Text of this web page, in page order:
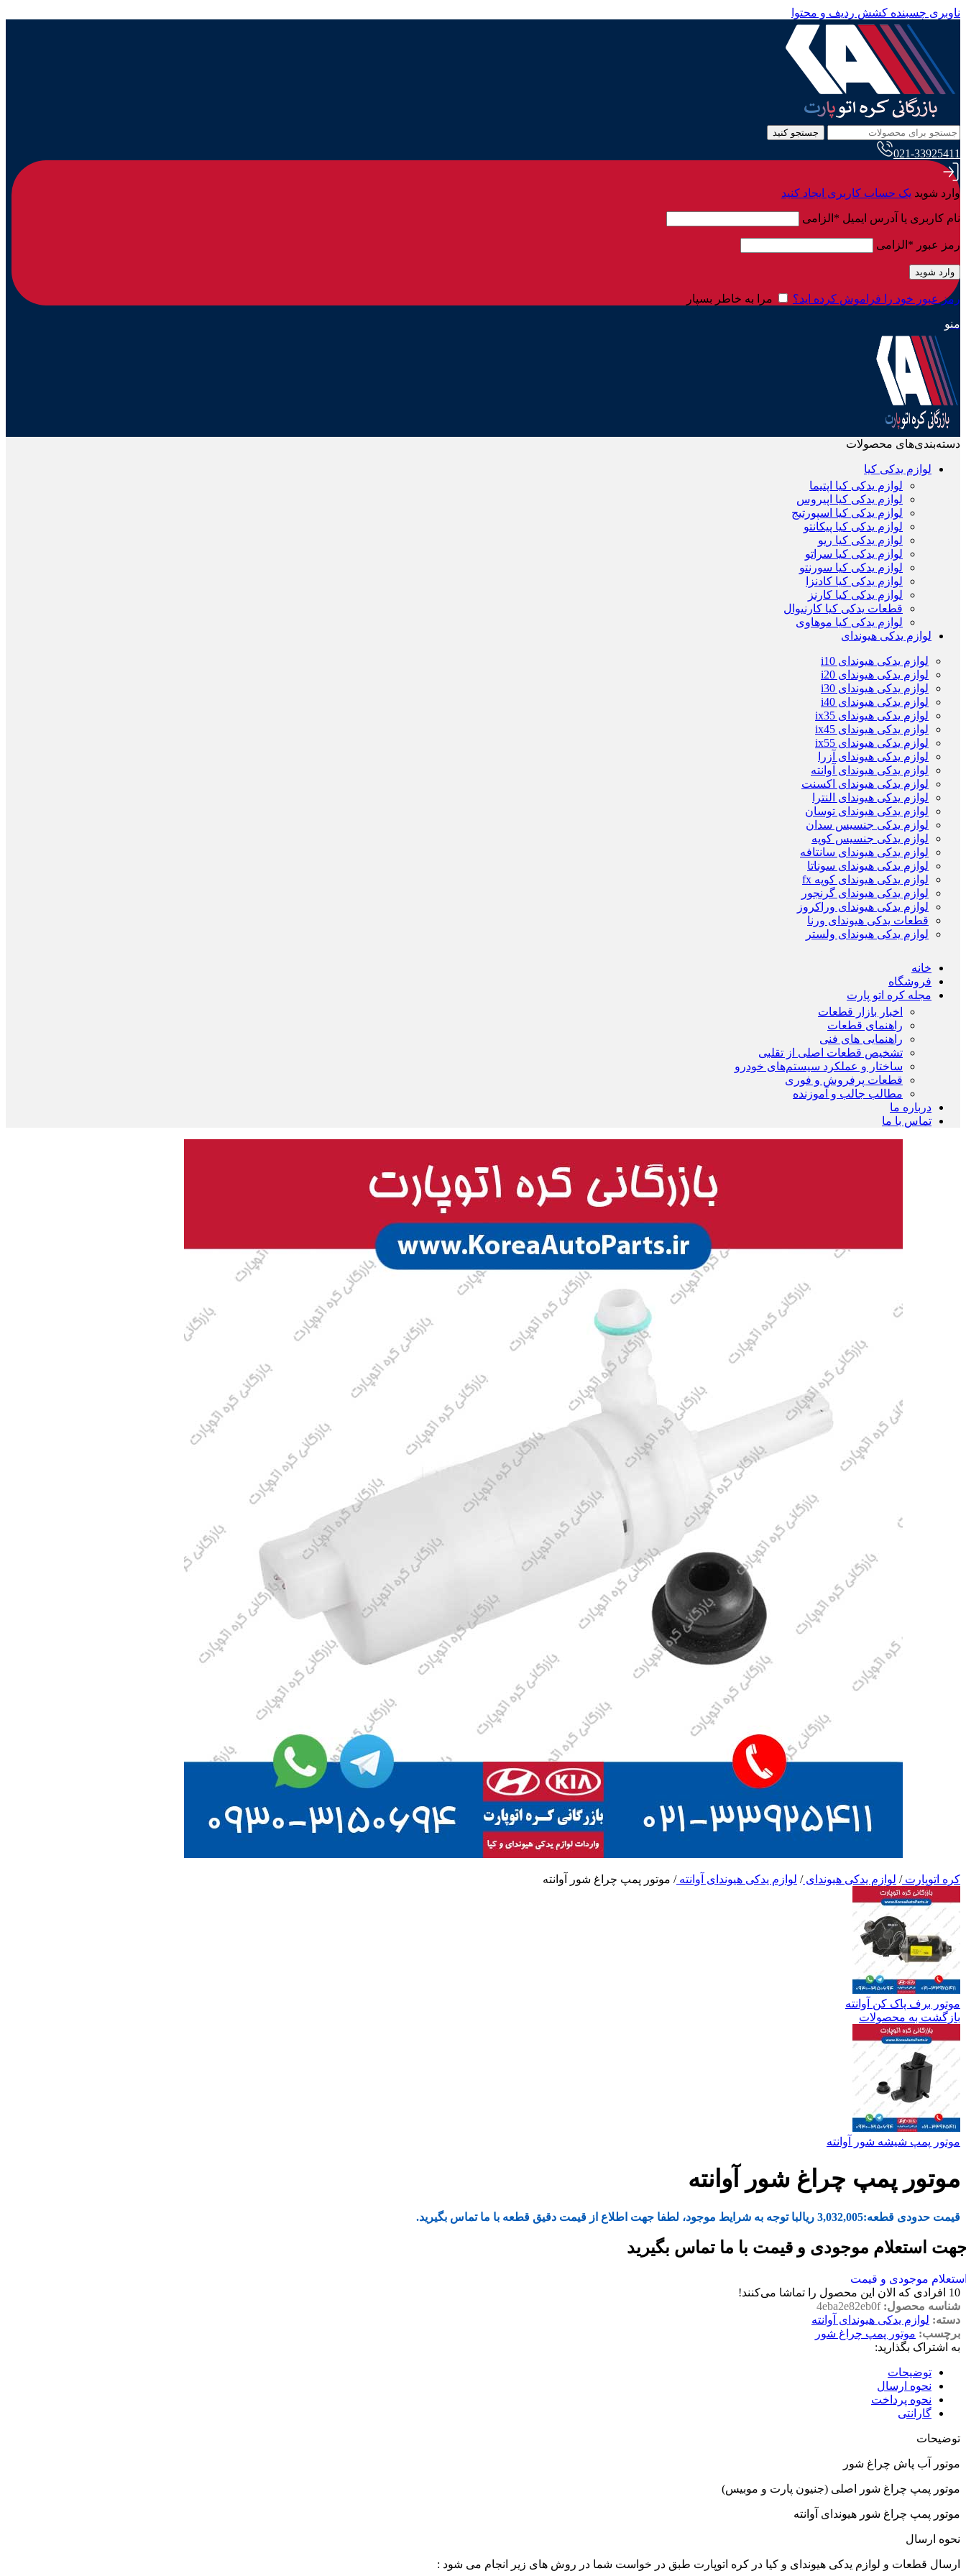
ناوبری چسبنده کشش ردیف و محتوا
جستجو کنید
021-33925411
وارد شوید یک حساب کاربری ایجاد کنید
نام کاربری یا آدرس ایمیل * الزامی
رمز عبور * الزامی
وارد شوید
رمز عبور خود را فراموش کرده اید؟ مرا به خاطر بسپار
منو
دسته‌بندی‌های محصولات
لوازم یدکی کیا
لوازم یدکی کیا اپتیما
لوازم یدکی کیا اپیروس
لوازم یدکی کیا اسپورتیج
لوازم یدکی کیا پیکانتو
لوازم یدکی کیا ریو
لوازم یدکی کیا سراتو
لوازم یدکی کیا سورنتو
لوازم یدکی کیا کادنزا
لوازم یدکی کیا کارنز
قطعات یدکی کیا کارنیوال
لوازم یدکی کیا موهاوی
لوازم یدکی هیوندای
لوازم یدکی هیوندای i10
لوازم یدکی هیوندای i20
لوازم یدکی هیوندای i30
لوازم یدکی هیوندای i40
لوازم یدکی هیوندای ix35
لوازم یدکی هیوندای ix45
لوازم یدکی هیوندای ix55
لوازم یدکی هیوندای آزرا
لوازم یدکی هیوندای آوانته
لوازم یدکی هیوندای اکسنت
لوازم یدکی هیوندای النترا
لوازم یدکی هیوندای توسان
لوازم یدکی جنسیس سدان
لوازم یدکی جنسیس کوپه
لوازم یدکی هیوندای سانتافه
لوازم یدکی هیوندای سوناتا
لوازم یدکی هیوندای کوپه fx
لوازم یدکی هیوندای گرنجور
لوازم یدکی هیوندای وراکروز
قطعات یدکی هیوندای ورنا
لوازم یدکی هیوندای ولستر
خانه
فروشگاه
مجله کره اتو پارت
اخبار بازار قطعات
راهنمای قطعات
راهنمایی های فنی
تشخیص قطعات اصلی از تقلبی
ساختار و عملکرد سیستم‌های خودرو
قطعات پرفروش و فوری
مطالب جالب و آموزنده
درباره ما
تماس با ما
کره اتوپارت/ لوازم یدکی هیوندای/ لوازم یدکی هیوندای آوانته/ موتور پمپ چراغ شور آوانته
موتور برف پاک کن آوانته
بازگشت به محصولات
موتور پمپ شیشه شور آوانته
موتور پمپ چراغ شور آوانته
قیمت حدودی قطعه:3,032,005 ریالبا توجه به شرایط موجود، لطفا جهت اطلاع از قیمت دقیق قطعه با ما تماس بگیرید.
استعلام موجودی و قیمت با ما تماس بگیرید
موجودی و قیمت
10 افرادی که الان این محصول را تماشا می‌کنند!
شناسه محصول:4eba2e82eb0f
دسته: لوازم یدکی هیوندای آوانته
برچسب: موتور پمپ چراغ شور
به اشتراک بگذارید:
توضیحات
نحوه ارسال
نحوه پرداخت
گارانتی
توضیحات
موتور آب پاش چراغ شور
موتور پمپ چراغ شور اصلی (جنیون پارت و موبیس)
موتور پمپ چراغ شور هیوندای آوانته
نحوه ارسال
ارسال قطعات و لوازم یدکی هیوندای و کیا در کره اتوپارت طبق در خواست شما در روش های زیر انجام می شود :